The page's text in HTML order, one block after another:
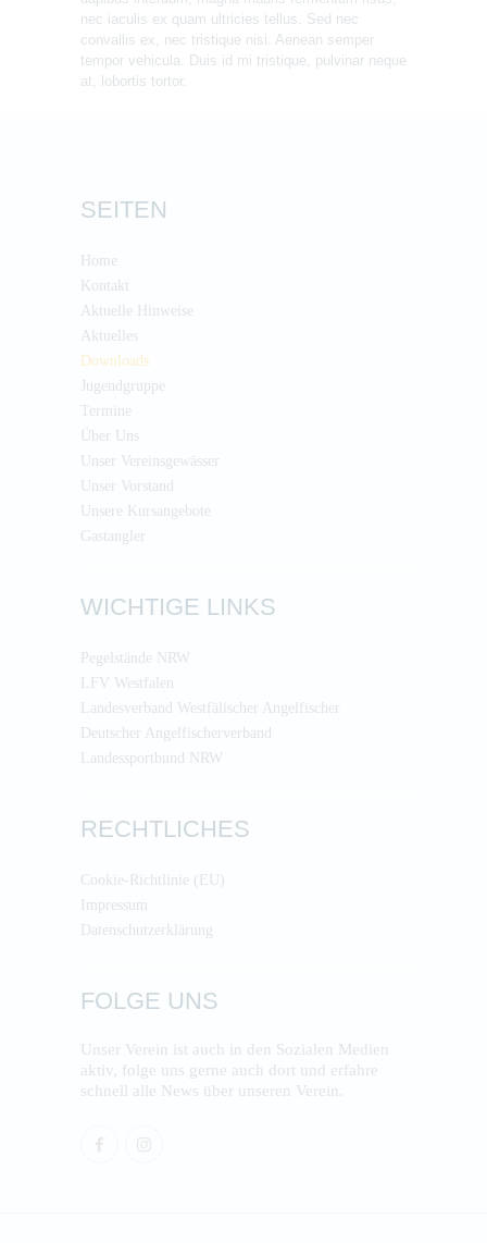
nec iaculis ex quam ultricies tellus. Sed nec
convallis ex, nec tristique nisi. Aenean semper
tempor vehicula. Duis id mi tristique, pulvinar neque
at, lobortis tortor.
SEITEN
Home
Kontakt
Aktuelle Hinweise
Aktuelles
Downloads
Jugendgruppe
Termine
Über Uns
Unser Vereinsgewässer
Unser Vorstand
Unsere Kursangebote
Gastangler
WICHTIGE LINKS
Pegelstände NRW
LFV Westfalen
Landesverband Westfälischer Angelfischer
Deutscher Angelfischerverband
Landessportbund NRW
RECHTLICHES
Cookie-Richtlinie (EU)
Impressum
Datenschutzerklärung
FOLGE UNS
Unser Verein ist auch in den Sozialen Medien
aktiv, folge uns gerne auch dort und erfahre
schnell alle News über unseren Verein.